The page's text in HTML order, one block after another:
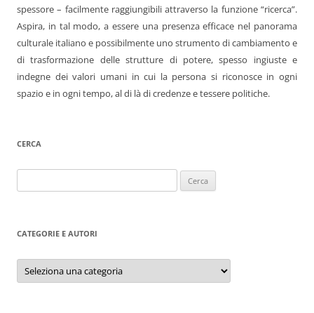
spessore – facilmente raggiungibili attraverso la funzione “ricerca”.
Aspira, in tal modo, a essere una presenza efficace nel panorama
culturale italiano e possibilmente uno strumento di cambiamento e
di trasformazione delle strutture di potere, spesso ingiuste e
indegne dei valori umani in cui la persona si riconosce in ogni
spazio e in ogni tempo, al di là di credenze e tessere politiche.
CERCA
per:
CATEGORIE E AUTORI
Categorie
autori